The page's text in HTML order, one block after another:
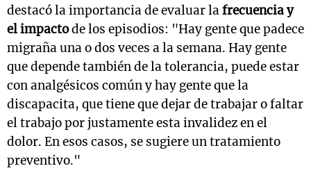
destacó la importancia de evaluar lafrecuencia y
el impactode los episodios: "Hay gente que padece
migraña una o dos veces a la semana. Hay gente
que depende también de la tolerancia, puede estar
con analgésicos común y hay gente que la
discapacita, que tiene que dejar de trabajar o faltar
el trabajo por justamente esta invalidez en el
dolor. En esos casos, se sugiere un tratamiento
preventivo."